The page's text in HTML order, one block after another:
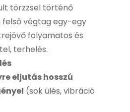
törzzsel történő
felső végtag egy-egy
folyamatos és
terhelés.
eljutás hosszú
(sok ülés, vibráció